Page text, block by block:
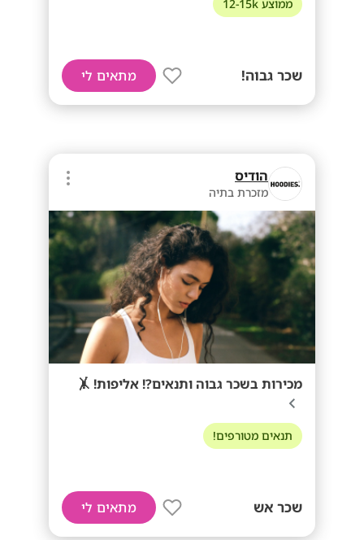
ממוצע 12-15k
שכר גבוה! מתאים לי
הודיס
מזכרת בתיה
מכירות בשכר גבוה ותנאים?! אליפות! 🤸
תנאים מטורפים!
שכר אש מתאים לי